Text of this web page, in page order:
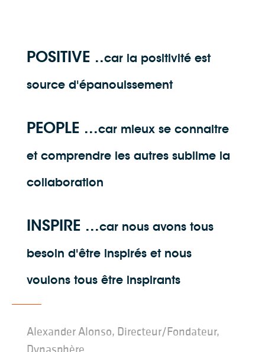
POSITIVE ..car la positivité est
source d'épanouissement
PEOPLE ...car mieux se connaitre
et comprendre les autres sublime la
collaboration
INSPIRE ...car nous avons tous
besoin d'être inspirés et nous
voulons tous être inspirants
Alexander Alonso, Directeur/Fondateur,